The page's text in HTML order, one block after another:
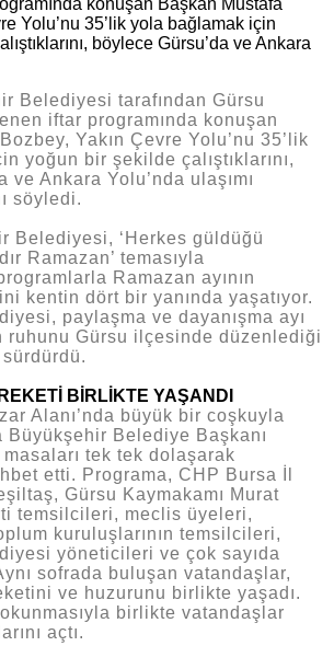
Yolu’nu 35’lik yola bağlamak için
böylece Gürsu’da ve Ankara
Belediyesi tarafından Gürsu
iftar programında konuşan
Yakın Çevre Yolu’nu 35’lik
yoğun bir şekilde çalıştıklarını,
ve Ankara Yolu’nda ulaşımı
söyledi.
Belediyesi, ‘Herkes güldüğü
Ramazan’ temasıyla
Ramazan ayının
kentin dört bir yanında yaşatıyor.
paylaşma ve dayanışma ayı
ruhunu Gürsu ilçesinde düzenlediği
BİRLİKTE YAŞANDI
Alanı’nda büyük bir coşkuyla
Büyükşehir Belediye Başkanı
tek tek dolaşarak
etti. Programa, CHP Bursa İl
Gürsu Kaymakamı Murat
temsilcileri, meclis üyeleri,
kuruluşlarının temsilcileri,
yöneticileri ve çok sayıda
sofrada buluşan vatandaşlar,
ve huzurunu birlikte yaşadı.
okunmasıyla birlikte vatandaşlar
açtı.